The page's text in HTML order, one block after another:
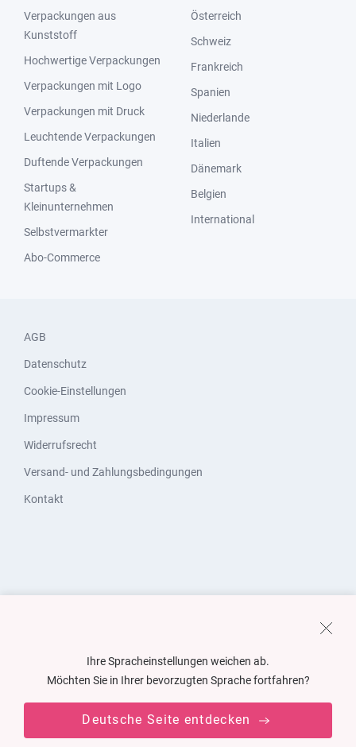
Verpackungen aus
Kunststoff
Hochwertige Verpackungen
Verpackungen mit Logo
Verpackungen mit Druck
Leuchtende Verpackungen
Duftende Verpackungen
Startups &
Kleinunternehmen
Selbstvermarkter
Abo-Commerce
Österreich
Schweiz
Frankreich
Spanien
Niederlande
Italien
Dänemark
Belgien
International
AGB
Datenschutz
Cookie-Einstellungen
Impressum
Widerrufsrecht
Versand- und Zahlungsbedingungen
Kontakt
Ihre Spracheinstellungen weichen ab.
Möchten Sie in Ihrer bevorzugten Sprache fortfahren?
Deutsche Seite entdecken